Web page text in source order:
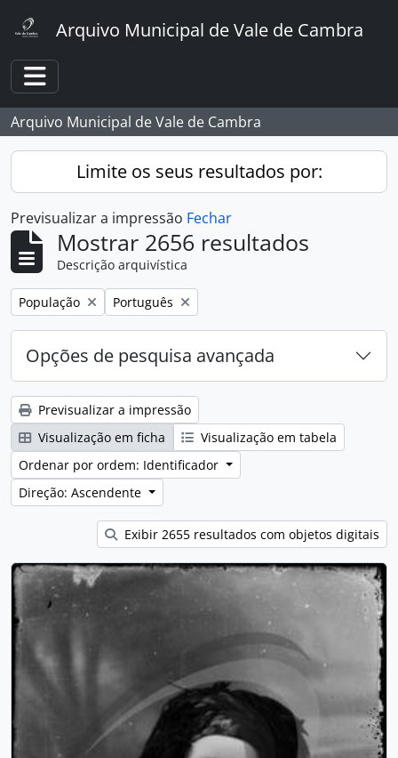
Arquivo Municipal de Vale de Cambra
Toggle navigation
Arquivo Municipal de Vale de Cambra
Limite os seus resultados por:
Previsualizar a impressão Fechar
Mostrar 2656 resultados
Descrição arquivística
Remover filtro:
População Remover filtro:
Português
Opções de pesquisa avançada
Previsualizar a impressão
Visualização em ficha
Visualização em tabela
Ordenar por ordem: Identificador
Direção: Ascendente
Exibir 2655 resultados com objetos digitais